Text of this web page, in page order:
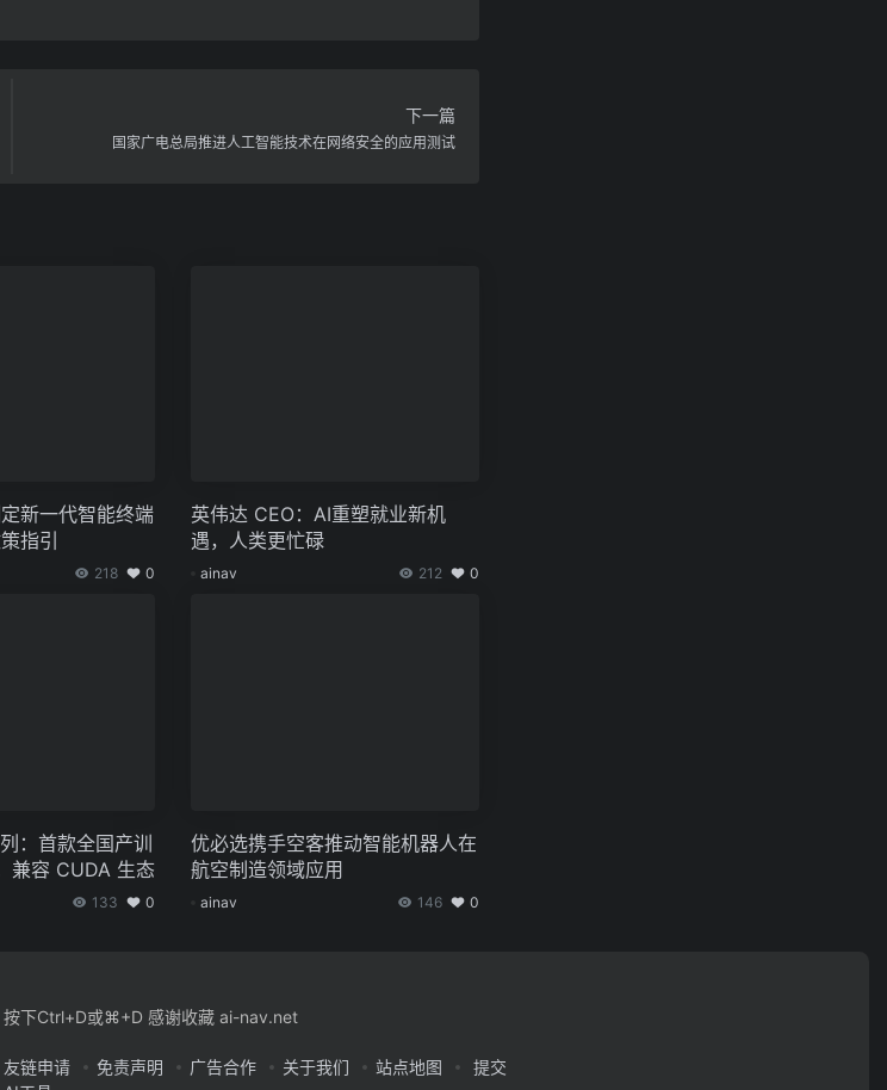
下一篇
国家广电总局推进人工智能技术在网络安全的应用测试
新一代智能终端
指引
218 0
英伟达 CEO：AI重塑就业新机
遇，人类更忙碌
ainav 212 0
：首款全国产训
兼容 CUDA 生态
133 0
优必选携手空客推动智能机器人在
航空制造领域应用
ainav 146 0
按下Ctrl+D或⌘+D 感谢收藏 ai-nav.net
友链申请 免责声明 广告合作 关于我们 站点地图
提交